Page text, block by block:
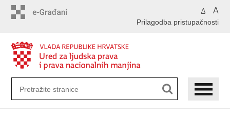
A A
Prilagodba pristupačnosti